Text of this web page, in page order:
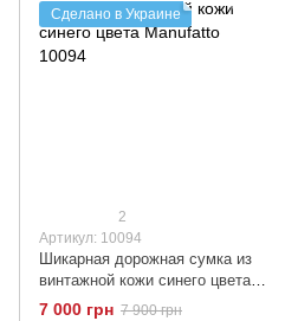
Сделано в Украине
2
Артикул: 10094
Шикарная дорожная сумка из
винтажной кожи синего цвета
Manufatto 10094
7 000 грн 7 900 грн